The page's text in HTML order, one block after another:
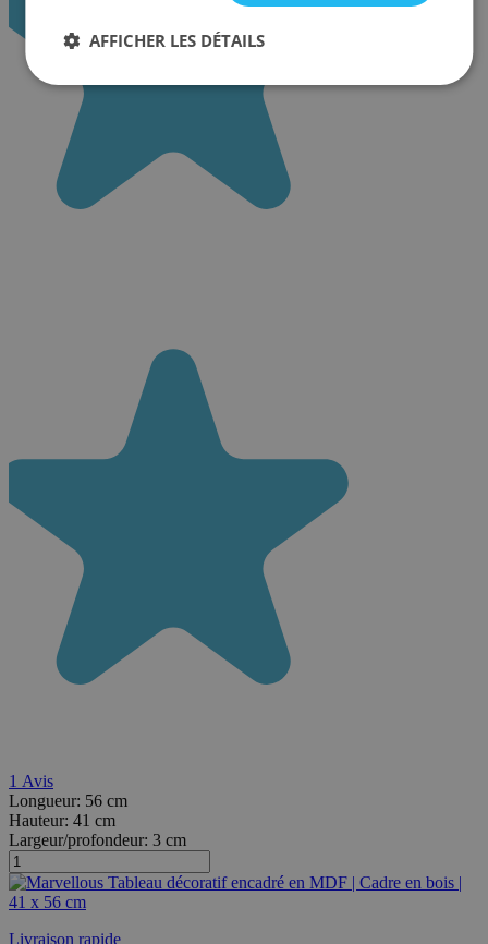
1 Avis
Longueur: 56 cm
Hauteur: 41 cm
Largeur/profondeur: 3 cm
Livraison rapide
AFFICHER LES DÉTAILS